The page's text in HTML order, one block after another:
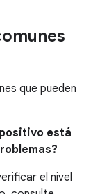
que pueden
está
el nivel